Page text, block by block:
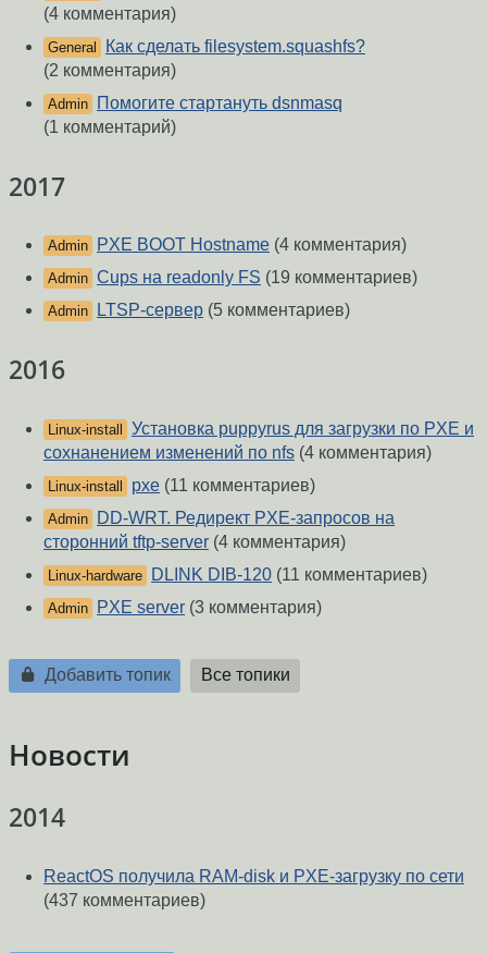
(4 комментария)
General
Как сделать filesystem.squashfs?
(2 комментария)
Admin
Помогите стартануть dsnmasq
(1 комментарий)
2017
Admin PXE BOOT Hostname (4 комментария)
Admin Cups на readonly FS (19 комментариев)
Admin LTSP-сервер (5 комментариев)
2016
Linux-install Установка puppyrus для загрузки по PXE и
сохнанением изменений по nfs (4 комментария)
Linux-install pxe (11 комментариев)
Admin
DD-WRT. Редирект PXE-запросов на
сторонний tftp-server (4 комментария)
Linux-hardware DLINK DIB-120 (11 комментариев)
Admin PXE server (3 комментария)
Добавить топик Все топики
Новости
2014
ReactOS получила RAM-disk и PXE-загрузку по сети
(437 комментариев)